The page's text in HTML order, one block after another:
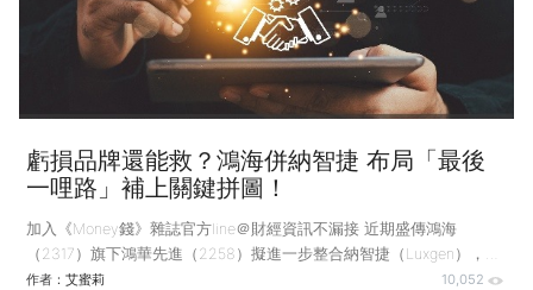
50（0050）的投資邏輯，又希望不配息，可以研究2019年成立的元大
台灣卓越50 ETF連結基金（0050連
虧損品牌還能救？鴻海併納智捷 布局「最後
一哩路」補上關鍵拼圖！
加入《Money錢》雜誌官方line＠財經資訊不漏接 近期盛傳鴻海
（2317）旗下鴻華先進（2258）擬進一步整合納智捷（Luxgen），納
智捷是裕隆（2201）旗下的汽車品牌，長期虧損嚴重，光是去
作者： 艾蜜莉 10,052